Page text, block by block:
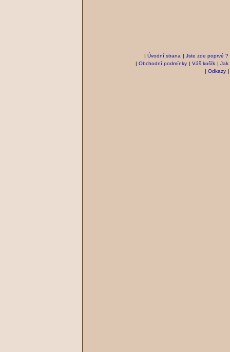
| Úvodní strana | Jste zde poprvé ?
| Obchodní podmínky | Váš košík | Jak
| Odkazy